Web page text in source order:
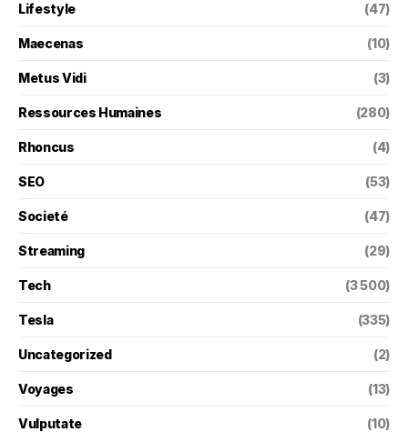
Lifestyle (47)
Maecenas (10)
Metus Vidi (3)
Ressources Humaines (280)
Rhoncus (4)
SEO (53)
Societé (47)
Streaming (29)
Tech (3 500)
Tesla (335)
Uncategorized (2)
Voyages (13)
Vulputate (10)